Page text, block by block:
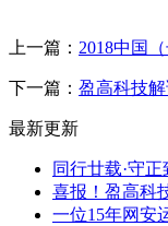
上一篇： 2018中国
下一篇： 盈高科技
最新更新
同行廿载·守
喜报！盈高科
一位15年网安